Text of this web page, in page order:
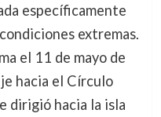
específicamente
extremas.
el 11 de mayo de
hacia el Círculo
dirigió hacia la isla